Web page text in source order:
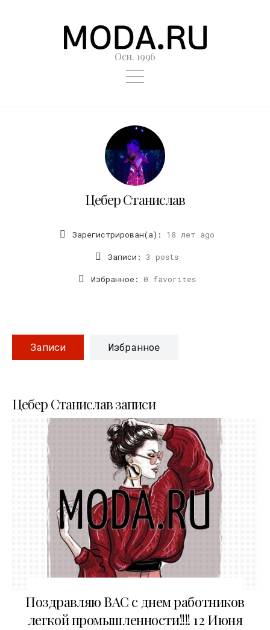
Осн. 1996
Цебер Станислав
Зарегистрирован(а): 18 лет ago
Записи: 3 posts
Избранное: 0 favorites
Записи Избранное
Цебер Станислав записи
12.06.2011
Поздравляю ВАС с днем работников
легкой промышленности!!!! 12 Июня